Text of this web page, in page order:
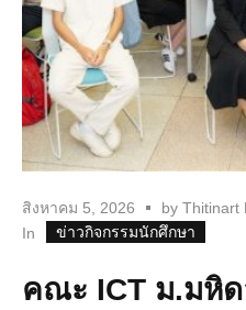
สิงหาคม 5, 2026 by Thitinart
In
ข่าวกิจกรรมนักศึกษา
คณะ ICT ม.มหิด